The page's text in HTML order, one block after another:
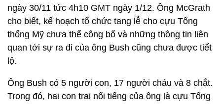
ngày 30/11 tức 4h10 GMT ngày 1/12. Ông McGrath
cho biết, kế hoạch tổ chức tang lễ cho cựu Tổng
thống Mỹ chưa thể công bố và những thông tin liên
quan tới sự ra đi của ông Bush cũng chưa được tiết
lộ.
Ông Bush có 5 người con, 17 người cháu và 8 chắt.
Trong đó, hai con trai nổi tiếng của ông là cựu Tổng